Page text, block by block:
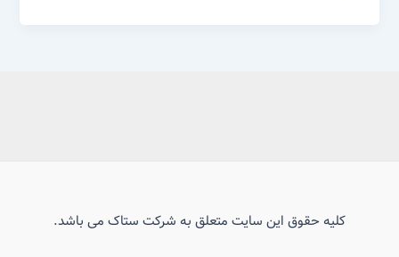
کلیه حقوق این سایت متعلق به شرکت ستاک می باشد.